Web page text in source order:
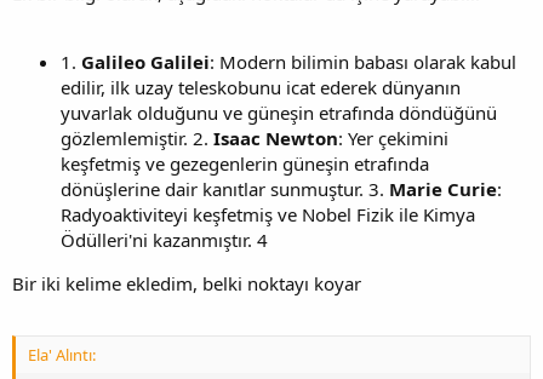
1. Galileo Galilei: Modern bilimin babası olarak kabul
edilir, ilk uzay teleskobunu icat ederek dünyanın
yuvarlak olduğunu ve güneşin etrafında döndüğünü
gözlemlemiştir. 2. Isaac Newton: Yer çekimini
keşfetmiş ve gezegenlerin güneşin etrafında
dönüşlerine dair kanıtlar sunmuştur. 3. Marie Curie:
Radyoaktiviteyi keşfetmiş ve Nobel Fizik ile Kimya
Ödülleri'ni kazanmıştır. 4
Bir iki kelime ekledim, belki noktayı koyar
Ela' Alıntı: